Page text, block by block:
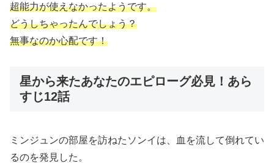
超能力が使えなかったようです。
どうしちゃったんでしょう？
無事なのか心配です！
星から来たあなたのエピローグ必見！あら
すじ12話
ミンジュンの部屋を訪ねたソンイは、血を流して倒れてい
るのを発見した。